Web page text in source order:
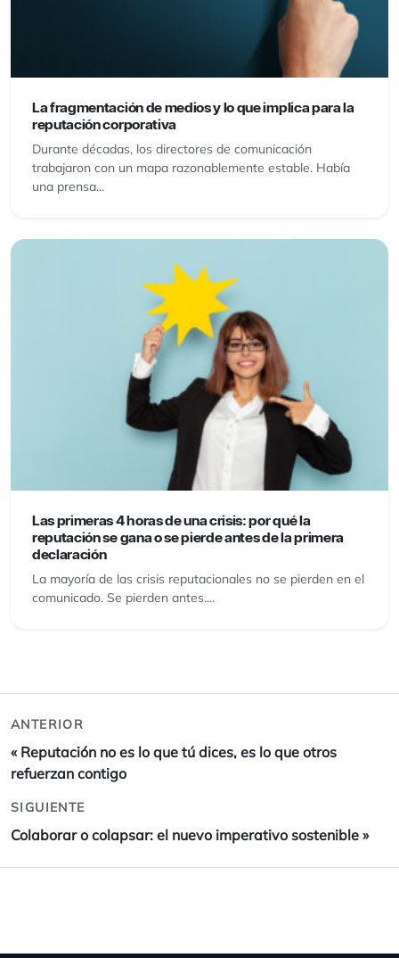
La fragmentación de medios y lo que implica para la
reputación corporativa
Durante décadas, los directores de comunicación
trabajaron con un mapa razonablemente estable. Había
una prensa...
Las primeras 4 horas de una crisis: por qué la
reputación se gana o se pierde antes de la primera
declaración
La mayoría de las crisis reputacionales no se pierden en el
comunicado. Se pierden antes....
ANTERIOR
« Reputación no es lo que tú dices, es lo que otros
refuerzan contigo
SIGUIENTE
Colaborar o colapsar: el nuevo imperativo sostenible »